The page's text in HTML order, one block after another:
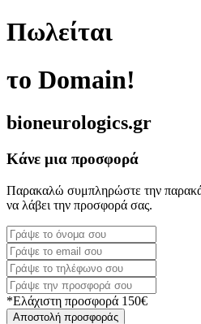
Πωλείται
το Domain!
bioneurologics.gr
Κάνε μια προσφορά
Παρακαλώ συμπληρώστε την
να λάβει την προσφορά σας.
*Ελάχιστη προσφορά 150€
Αποστολή προσφοράς